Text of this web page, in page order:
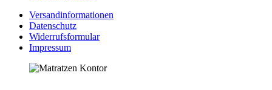
Versandinformationen
Datenschutz
Widerrufsformular
Impressum